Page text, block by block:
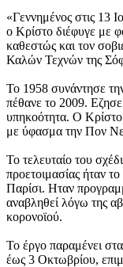
«Γεννημένος στις 13
ο Κρίστο διέφυγε με
καθεστώς και τον
Καλών Τεχνών της
Το 1958 συνάντησε
πέθανε το 2009.
υπηκοότητα. Ο
με ύφασμα την Πον
Το τελευταίο του
προετοιμασίας ήταν
Παρίσι. Ηταν
αναβληθεί λόγω της
κορονοϊού.
Το έργο παραμένει
έως 3 Οκτωβρίου,